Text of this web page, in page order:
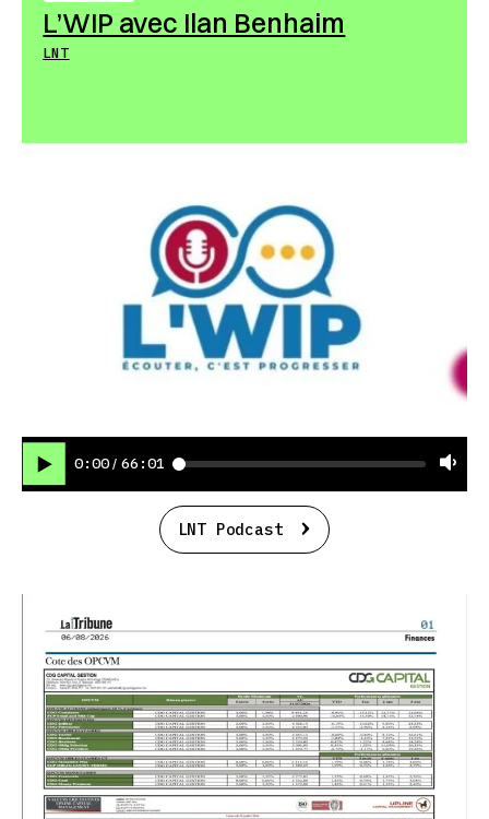
L’WIP avec Ilan Benhaim
LNT
0:00 / 66:01
LNT Podcast